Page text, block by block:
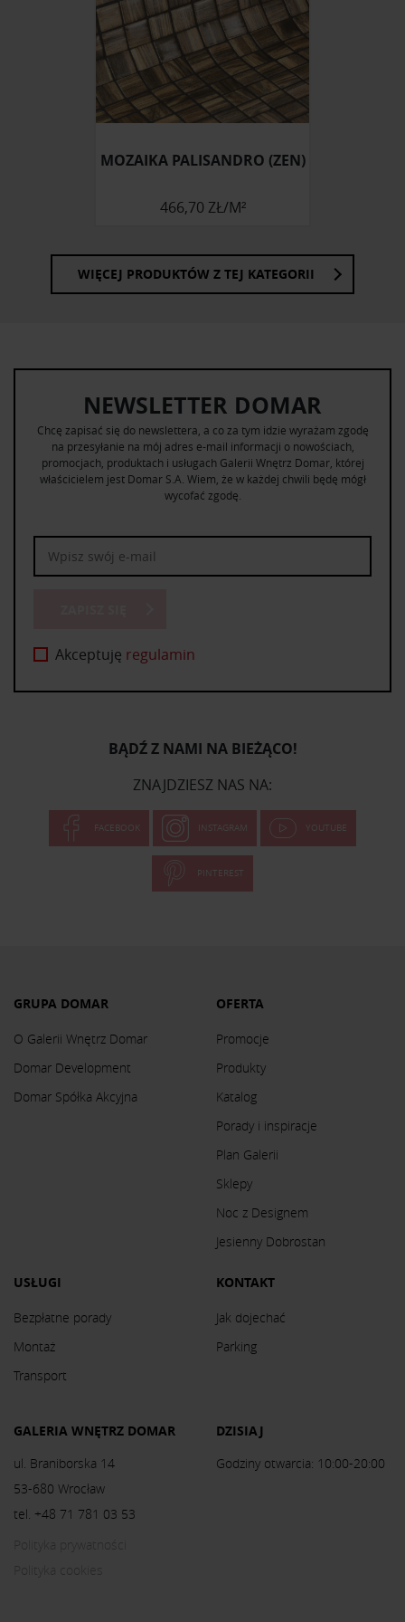
społecznościowym, reklamowym i analitycznym.
Partnerzy mogą połączyć te informacje z innymi danymi
otrzymanymi od Ciebie lub uzyskanymi podczas
korzystania z ich usług.
MOZAIKA PALISANDRO (ZEN)
466,70 ZŁ/M²
WIĘCEJ PRODUKTÓW Z TEJ KATEGORII
NEWSLETTER DOMAR
Chcę zapisać się do newslettera, a co za tym idzie wyrażam zgodę
na przesyłanie na mój adres e-mail informacji o nowościach,
promocjach, produktach i usługach Galerii Wnętrz Domar, której
właścicielem jest Domar S.A. Wiem, że w każdej chwili będę mógł
wycofać zgodę.
Akceptuję regulamin
BĄDŹ Z NAMI NA BIEŻĄCO!
ZNAJDZIESZ NAS NA:
FACEBOOK INSTAGRAM YOUTUBE
PINTEREST
GRUPA DOMAR
O Galerii Wnętrz Domar
Domar Development
Domar Spółka Akcyjna
OFERTA
Promocje
Produkty
Katalog
Porady i inspiracje
Plan Galerii
Sklepy
Noc z Designem
Jesienny Dobrostan
USŁUGI
Bezpłatne porady
Montaż
Transport
KONTAKT
Jak dojechać
Parking
GALERIA WNĘTRZ DOMAR
ul. Braniborska 14
53-680 Wrocław
tel. +48 71 781 03 53
DZISIAJ
Godziny otwarcia: 10:00-20:00